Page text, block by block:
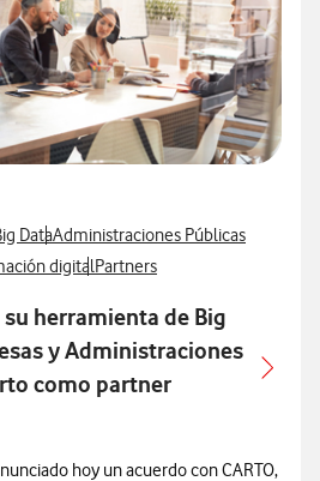
relacionados con
más notas de prensa relacionados con
DataVer más notas de prensa
Administraciones Públicas
relacionados con
de prensa relacionados con
digitalVer más notas de prensa
Partners
herramienta de Big
y Administraciones
como partner
hoy un acuerdo con CARTO,